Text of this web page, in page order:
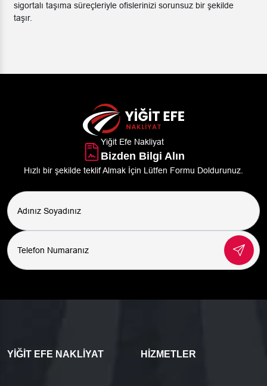
sigortalı taşıma süreçleriyle ofislerinizi sorunsuz bir şekilde
taşır.
Yiğit Efe Nakliyat
Bizden Bilgi Alın
Hızlı bir şekilde teklif Almak İçin Lütfen Formu Doldurunuz.
YIĞIT EFE NAKLIYAT HIZMETLER